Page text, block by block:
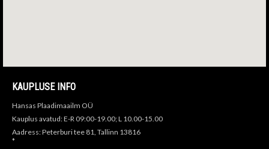
KAUPLUSE INFO
Hansas Plaadimaailm OÜ
Kauplus avatud: E-R 09:00-19.00; L 10.00-15.00
Aadress: Peterburi tee 81, Tallinn 13816
*